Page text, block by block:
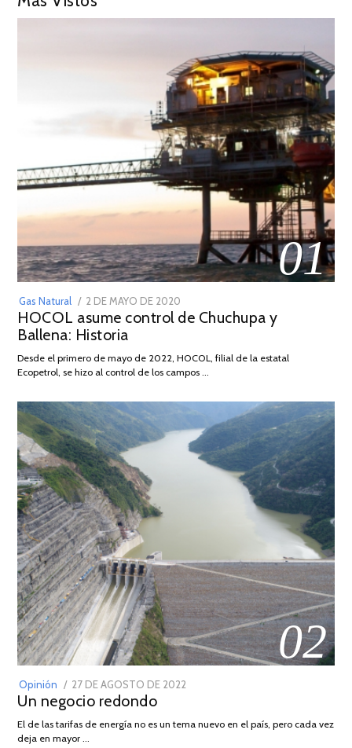
01
Gas Natural
POSTED
ON
2 DE MAYO DE 2020
DE
2026
HOCOL asume control de Chuchupa y
Ballena: Historia
Desde el primero de mayo de 2022, HOCOL, filial de la estatal
Ecopetrol, se hizo al control de los campos …
02
Opinión
POSTED
ON
27 DE AGOSTO DE 2022
DE
Un negocio redondo
El de las tarifas de energía no es un tema nuevo en el país, pero cada vez
deja en mayor …